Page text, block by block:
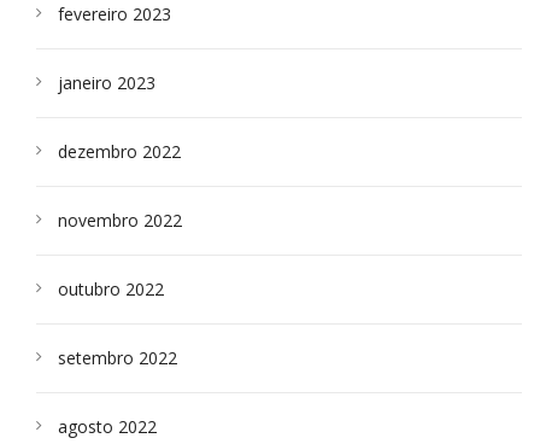
fevereiro 2023
janeiro 2023
dezembro 2022
novembro 2022
outubro 2022
setembro 2022
agosto 2022